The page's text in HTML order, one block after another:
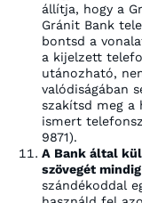
állítja, hogy a
Gránit Bank
bontsd a
a kijelzett
utánozható,
valódiságában
szakítsd meg a
ismert
9871).
A Bank által
szövegét
szándékoddal